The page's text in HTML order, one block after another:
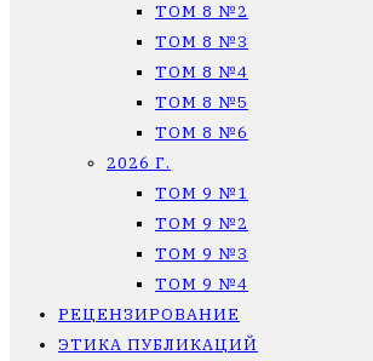
ТОМ 8 №2
ТОМ 8 №3
ТОМ 8 №4
ТОМ 8 №5
ТОМ 8 №6
2026 Г.
ТОМ 9 №1
ТОМ 9 №2
ТОМ 9 №3
ТОМ 9 №4
РЕЦЕНЗИРОВАНИЕ
ЭТИКА ПУБЛИКАЦИЙ